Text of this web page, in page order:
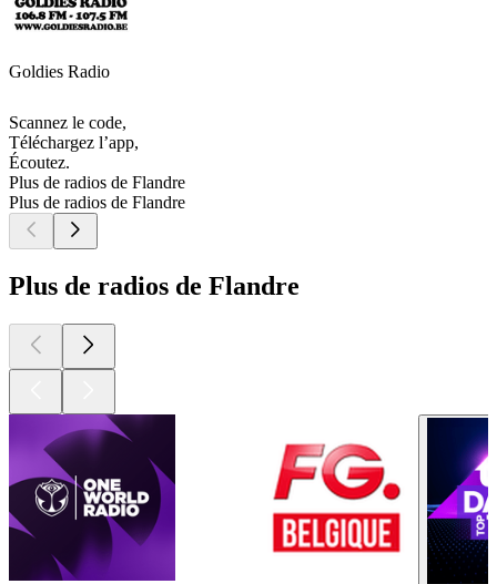
Goldies Radio
Scannez le code,
Téléchargez l’app,
Écoutez.
Plus de radios de Flandre
Plus de radios de Flandre
Plus de radios de Flandre